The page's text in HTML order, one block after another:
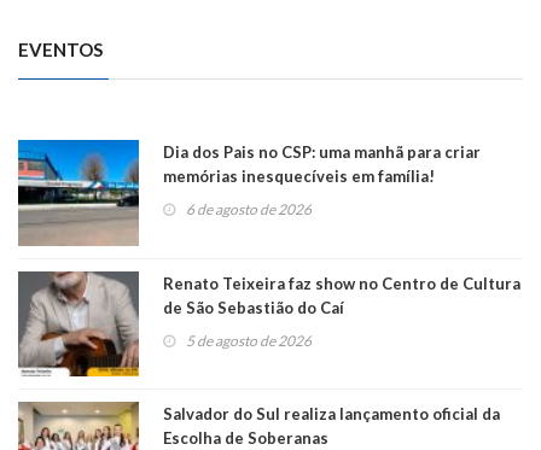
EVENTOS
Dia dos Pais no CSP: uma manhã para criar
memórias inesquecíveis em família!
6 de agosto de 2026
Renato Teixeira faz show no Centro de Cultura
de São Sebastião do Caí
5 de agosto de 2026
Salvador do Sul realiza lançamento oficial da
Escolha de Soberanas